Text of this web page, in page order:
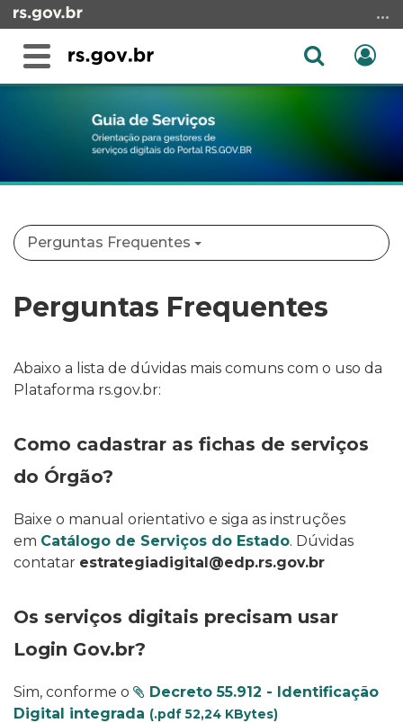
para
conteúdo
Ir
busca
Alterna
Abrir
Perguntas Frequentes
Perguntas Frequentes
Abaixo a lista de dúvidas mais comuns com o uso da
Plataforma rs.gov.br:
Como cadastrar as fichas de serviços
do Órgão?
Baixe o manual orientativo e siga as instruções
em Catálogo de Serviços do Estado. Dúvidas
contatar estrategiadigital@edp.rs.gov.br
Os serviços digitais precisam usar
Login Gov.br?
Sim, conforme o
Decreto 55.912 - Identificação
Digital integrada (.pdf 52,24 KBytes)